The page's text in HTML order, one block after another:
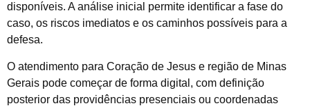
disponíveis. A análise inicial permite identificar a fase do
caso, os riscos imediatos e os caminhos possíveis para a
defesa.
O atendimento para Coração de Jesus e região de Minas
Gerais pode começar de forma digital, com definição
posterior das providências presenciais ou coordenadas